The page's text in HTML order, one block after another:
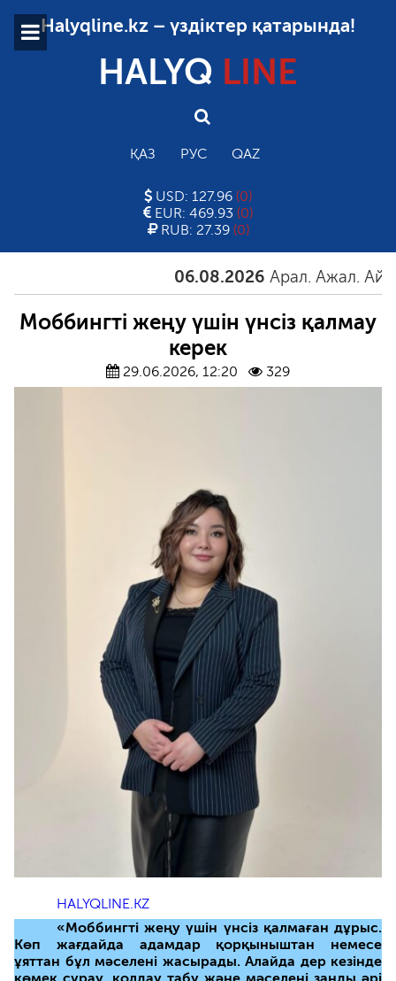
Halyqline.kz – үздіктер қатарында!
HALYQ LINE
ҚАЗ РУС QAZ
USD: 127.96 (0)
EUR: 469.93 (0)
RUB: 27.39 (0)
06.08.2026 Арал. Ажал. Айғақ
Моббингті жеңу үшін үнсіз қалмау
керек
29.06.2026, 12:20 329
HALYQLINE.KZ
«Моббингті жеңу үшін үнсіз қалмаған дұрыс.
Көп жағдайда адамдар қорқыныштан немесе
ұяттан бұл мәселені жасырады. Алайда дер кезінде